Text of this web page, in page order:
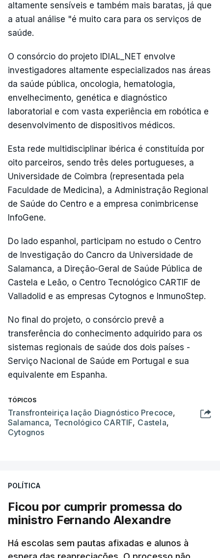
altamente sensíveis e também mais baratas, já que
a atual análise "é muito cara para os serviços de
saúde.
O consórcio do projeto IDIAL_NET envolve
investigadores altamente especializados nas áreas
da saúde pública, oncologia, hematologia,
envelhecimento, genética e diagnóstico
laboratorial e com vasta experiência em robótica e
desenvolvimento de dispositivos médicos.
Esta rede multidisciplinar ibérica é constituída por
oito parceiros, sendo três deles portugueses, a
Universidade de Coimbra (representada pela
Faculdade de Medicina), a Administração Regional
de Saúde do Centro e a empresa conimbricense
InfoGene.
Do lado espanhol, participam no estudo o Centro
de Investigação do Cancro da Universidade de
Salamanca, a Direção-Geral de Saúde Pública de
Castela e Leão, o Centro Tecnológico CARTIF de
Valladolid e as empresas Cytognos e InmunoStep.
No final do projeto, o consórcio prevê a
transferência do conhecimento adquirido para os
sistemas regionais de saúde dos dois países -
Serviço Nacional de Saúde em Portugal e sua
equivalente em Espanha.
TÓPICOS
Transfronteiriça Iação Diagnóstico Precoce,
Salamanca, Tecnológico CARTIF, Castela,
Cytognos
POLÍTICA
Ficou por cumprir promessa do
ministro Fernando Alexandre
Há escolas sem pautas afixadas e alunos à